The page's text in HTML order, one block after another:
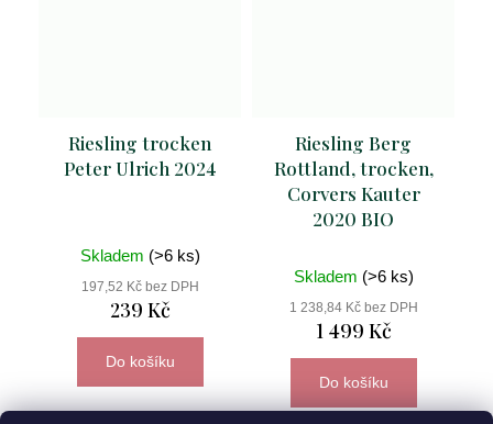
Riesling trocken
Peter Ulrich 2024
Skladem (>6 ks)
197,52 Kč bez DPH
239 Kč
Do košíku
Riesling Berg
Rottland, trocken,
Corvers Kauter
2020 BIO
Skladem (>6 ks)
1 238,84 Kč bez DPH
1 499 Kč
Do košíku